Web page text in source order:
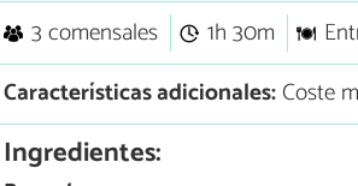
3 comensales 1h 30m
Características adicionales:Coste
Ingredientes: